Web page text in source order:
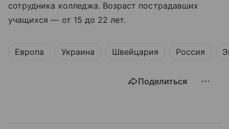
сотрудника колледжа. Возраст пострадавших
учащихся — от 15 до 22 лет.
Европа Украина Швейцария Россия
Поделиться